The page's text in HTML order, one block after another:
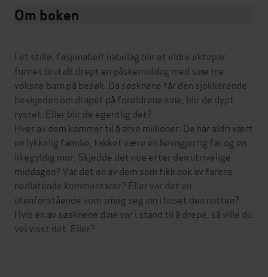
Om boken
I et stille, fasjonabelt nabolag blir et eldre ektepar
funnet brutalt drept en påskemiddag med sine tre
voksne barn på besøk. Da søsknene får den sjokkerende
beskjeden om drapet på foreldrene sine, blir de dypt
rystet. Eller blir de egentlig det?
Hver av dem kommer til å arve millioner. De har aldri vært
en lykkelig familie, takket være en hevngjerrig far og en
likegyldig mor. Skjedde det noe etter den utrivelige
middagen? Var det en av dem som fikk nok av farens
nedlatende kommentarer? Eller var det en
utenforstående som smøg seg inn i huset den natten?
Hvis en av søsknene dine var i stand til å drepe, så ville du
vel visst det. Eller?